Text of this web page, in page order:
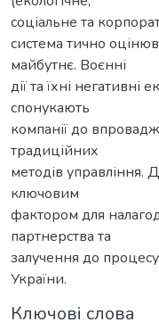
соціальне та
система тично
майбутнє. Воєнні
дії та їхні негативні
спонукають
компанії до
традиційних
методів управління.
ключовим
фактором для
партнерства та
залучення до
України.
Ключові слова